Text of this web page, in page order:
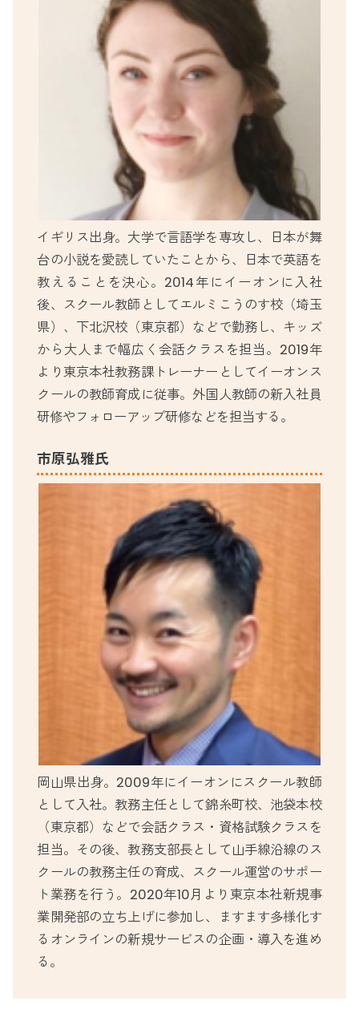
イギリス出身。大学で言語学を専攻し、日本が舞
台の小説を愛読していたことから、日本で英語を
教えることを決心。2014年にイーオンに入社
後、スクール教師としてエルミこうのす校（埼玉
県）、下北沢校（東京都）などで勤務し、キッズ
から大人まで幅広く会話クラスを担当。2019年
より東京本社教務課トレーナーとしてイーオンス
クールの教師育成に従事。外国人教師の新入社員
研修やフォローアップ研修などを担当する。
市原弘雅氏
岡山県出身。2009年にイーオンにスクール教師
として入社。教務主任として錦糸町校、池袋本校
（東京都）などで会話クラス・資格試験クラスを
担当。その後、教務支部長として山手線沿線のス
クールの教務主任の育成、スクール運営のサポー
ト業務を行う。2020年10月より東京本社新規事
業開発部の立ち上げに参加し、ますます多様化す
るオンラインの新規サービスの企画・導入を進め
る。